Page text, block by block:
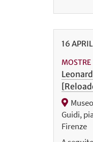
16
MOSTRE
Guidi,
Firenze